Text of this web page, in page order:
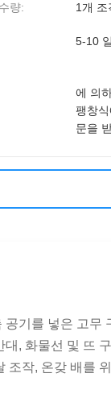
량: 1개 조
5-10 일
에 의
팽창
문을
기를 넣은 고무
, 화물선 및 뜨
작, 온갖 배를